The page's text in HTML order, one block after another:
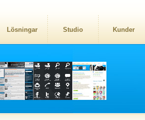
Lösningar Studio Kunder